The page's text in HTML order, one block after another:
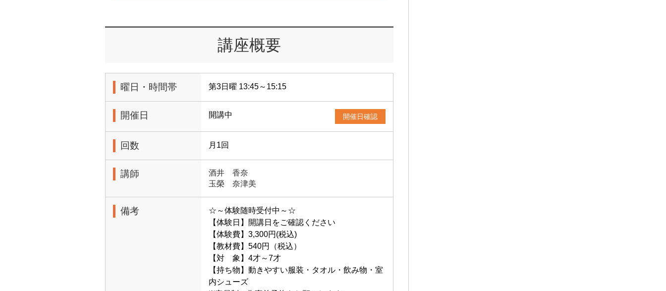
講座概要
曜日・時間帯 第3日曜 13:45～15:15
開催日 開講中 開催日確認
回数 月1回
講師
酒井 香奈
玉榮 奈津美
備考
☆～体験随時受付中～☆
【体験日】開講日をご確認ください
【体験費】3,300円(税込)
【教材費】540円（税込）
【対 象】4才～7才
【持ち物】動きやすい服装・タオル・飲み物・室
内シューズ